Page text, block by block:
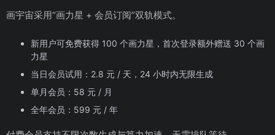
画宇宙采用“画力星 + 会员订阅”双轨模式。
新用户可免费获得 100 个画力星，首次登录额外赠送 30 个画
力星
当日会员试用：2.8 元 / 天，24 小时内无限生成
单月会员：58 元 / 月
全年会员：599 元 / 年